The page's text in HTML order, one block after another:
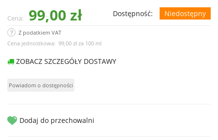
Cena: 99,00 zł Dostępność: Niedostępny
Z podatkiem VAT
Cena jednostkowa: 99,00 zł za 100 ml
ZOBACZ SZCZEGÓŁY DOSTAWY
Dodaj do przechowalni